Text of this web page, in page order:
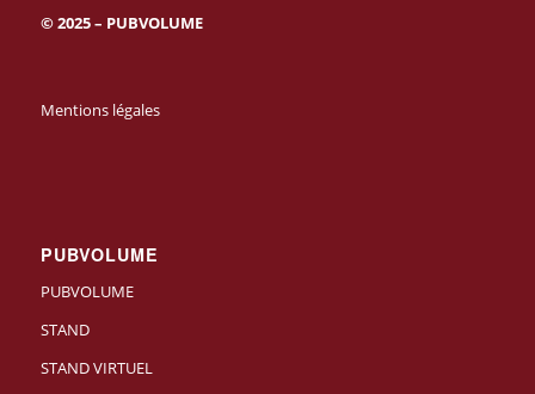
© 2025 – PUBVOLUME
Mentions légales
PUBVOLUME
PUBVOLUME
STAND
STAND VIRTUEL